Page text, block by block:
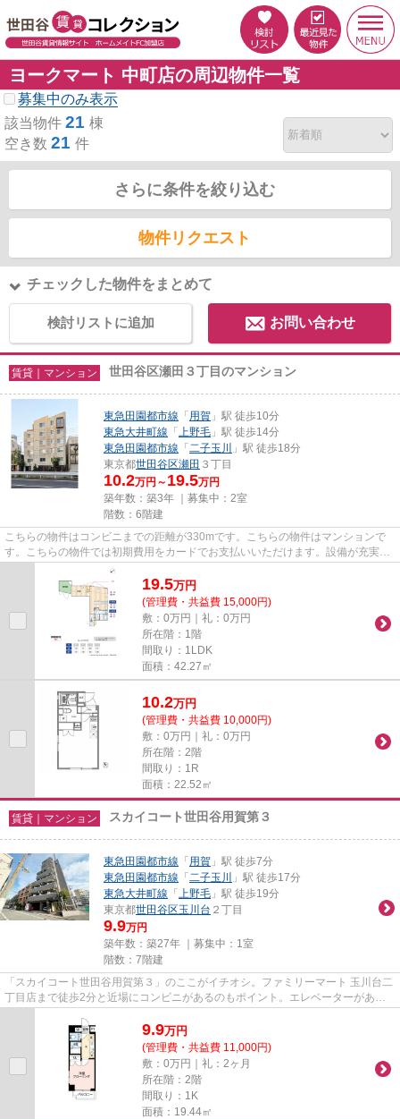
ヨークマート 中町店の周辺物件一覧
募集中のみ表示
該当物件 21 棟
空き数 21 件
さらに条件を絞り込む
物件リクエスト
チェックした物件をまとめて
検討リストに追加 お問い合わせ
賃貸｜マンション 世田谷区瀬田３丁目のマンション
東急田園都市線 「用賀 」駅 徒歩10分
東急大井町線 「 上野毛 」駅 徒歩14分
東急田園都市線 「二子玉川
」駅 徒歩18分
東京都世田谷区瀬田 ３丁目
10.2万円～ 19.5万円
築年数：築3年 ｜募集中： 2室
階数：6階建
こちらの物件はコンビニまでの距離が330mです。こちらの物件はマンションで
す。こちらの物件では初期費用をカードでお支払いいただけます。設備が充実し
てうれしい、築浅物件です。世...
19.5万円
(管理費・共益費 15,000円)
敷：0万円｜礼：0万円
所在階：1階
間取り：1LDK
面積：42.27㎡
10.2万円
(管理費・共益費 10,000円)
敷：0万円｜礼：0万円
所在階：2階
間取り：1R
面積：22.52㎡
賃貸｜マンション スカイコート世田谷用賀第３
東急田園都市線 「用賀 」駅 徒歩7分
東急田園都市線 「二子玉川
」駅 徒歩17分
東急大井町線 「 上野毛 」駅 徒歩19分
東京都世田谷区玉川台 ２丁目
9.9万円
築年数：築27年 ｜募集中： 1室
階数：7階建
「スカイコート世田谷用賀第３」のここがイチオシ。ファミリーマート 玉川台二
丁目店まで徒歩2分と近場にコンビニがあるのもポイント。エレベーターがある
物件です。こちらは初期費用...
9.9万円
(管理費・共益費 11,000円)
敷：0万円｜礼：2ヶ月
所在階：2階
間取り：1K
面積：19.44㎡